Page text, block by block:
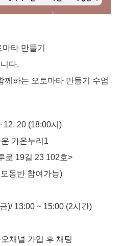
타 만들기
다.
께하는 오토마타 만들기 수업
12. 20 (18:00시)
가온누리1
19길 23 102호>
동반 참여가능)
)/ 13:00 ~ 15:00 (2시간)
채널 가입 후 채팅